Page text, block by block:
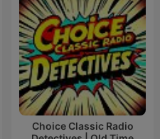
Choice Classic Radio